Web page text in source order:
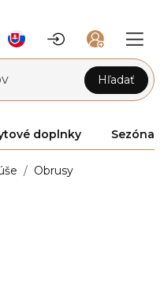
Hľadať
doplnky Sezóna
Obrusy